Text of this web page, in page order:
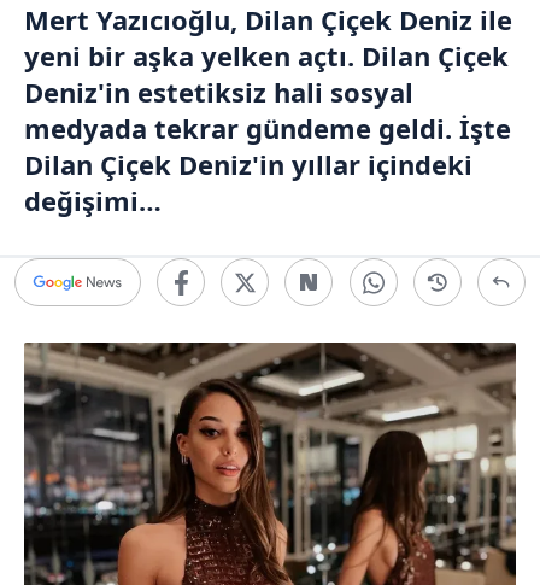
Mert Yazıcıoğlu, Dilan Çiçek Deniz ile
yeni bir aşka yelken açtı. Dilan Çiçek
Deniz'in estetiksiz hali sosyal
medyada tekrar gündeme geldi. İşte
Dilan Çiçek Deniz'in yıllar içindeki
değişimi…